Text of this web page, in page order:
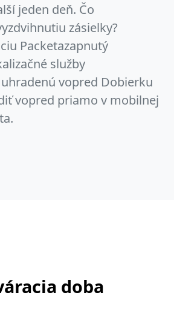
jeden deň. Čo
zásielky?
Packetazapnutý
služby
vopred Dobierku
vopred priamo v mobilnej
doba